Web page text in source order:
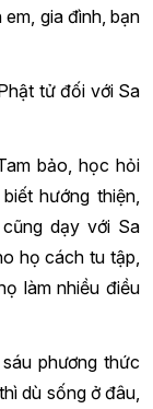
gia đình, bạn
tử đối với Sa
bảo, học hỏi
hướng thiện,
dạy với Sa
họ cách tu tập,
làm nhiều điều
phương thức
dù sống ở đâu,